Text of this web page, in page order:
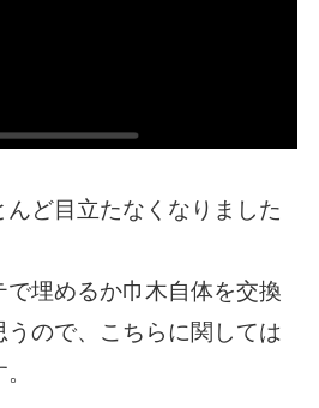
ど目立たなくなりました
埋めるか巾木自体を交換
うので、こちらに関しては